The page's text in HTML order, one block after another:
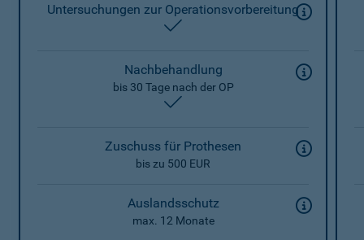
Untersuchungen zur Operationsvorbereitung
Nachbehandlung
bis 30 Tage nach der OP
Zuschuss für Prothesen
bis zu 500 EUR
Auslandsschutz
max. 12 Monate